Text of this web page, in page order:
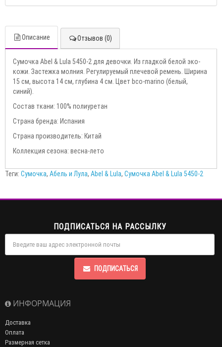
Описание Отзывов (0)
Сумочка Abel & Lula 5450-2 для девочки. Из гладкой белой эко-
кожи. Застежка молния. Регулируемый плечевой ремень. Ширина
15 см, высота 14 см, глубина 4 см. Цвет bco-marino (белый,
синий).
Состав ткани: 100% полиуретан
Страна бренда: Испания
Страна производитель: Китай
Коллекция сезона: весна-лето
Теги: Сумочка, Абель и Лула, Abel & Lula, Сумочка Abel & Lula 5450-2
ПОДПИСАТЬСЯ НА РАССЫЛКУ
ПОДПИСАТЬСЯ
ИНФОРМАЦИЯ
Доставка
Оплата
Размерная сетка